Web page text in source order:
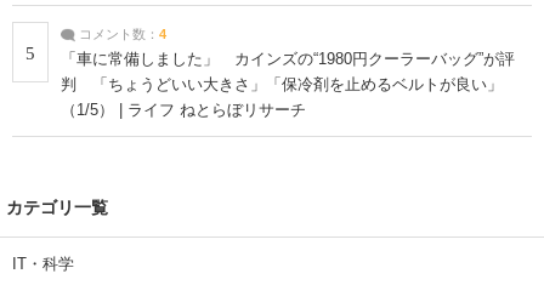
5
コメント数： 4
「車に常備しました」 カインズの“1980円クーラーバッグ”が評
判 「ちょうどいい大きさ」「保冷剤を止めるベルトが良い」
（1/5） | ライフ ねとらぼリサーチ
カテゴリ一覧
IT・科学